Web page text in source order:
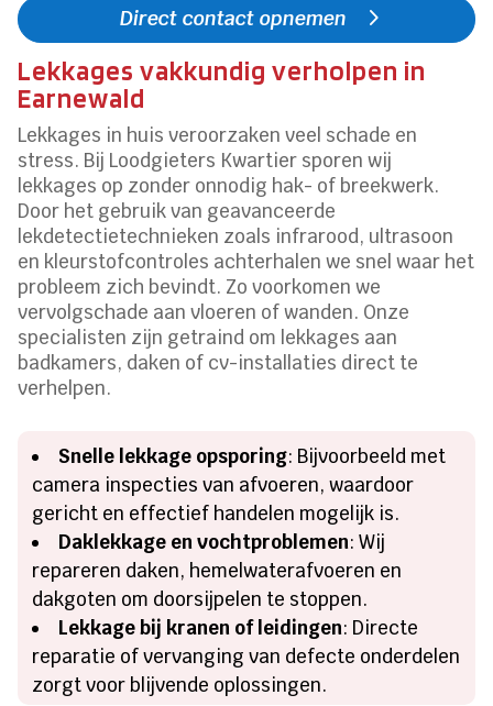
Direct contact opnemen
Lekkages vakkundig verholpen in
Earnewald
Lekkages in huis veroorzaken veel schade en
stress. Bij Loodgieters Kwartier sporen wij
lekkages op zonder onnodig hak- of breekwerk.
Door het gebruik van geavanceerde
lekdetectietechnieken zoals infrarood, ultrasoon
en kleurstofcontroles achterhalen we snel waar het
probleem zich bevindt. Zo voorkomen we
vervolgschade aan vloeren of wanden. Onze
specialisten zijn getraind om lekkages aan
badkamers, daken of cv-installaties direct te
verhelpen.
Snelle lekkage opsporing: Bijvoorbeeld met
camera inspecties van afvoeren, waardoor
gericht en effectief handelen mogelijk is.
Daklekkage en vochtproblemen: Wij
repareren daken, hemelwaterafvoeren en
dakgoten om doorsijpelen te stoppen.
Lekkage bij kranen of leidingen: Directe
reparatie of vervanging van defecte onderdelen
zorgt voor blijvende oplossingen.